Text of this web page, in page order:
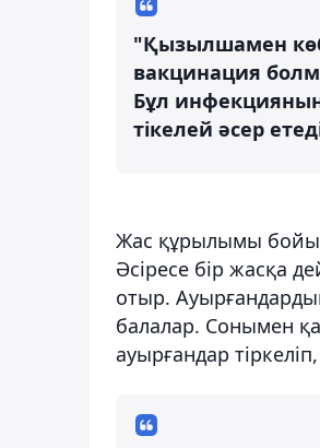
"Қызылшамен
вакцинация
Бұл
тікелей әсер
Жас құрылымы
Әсіресе бір жасқа
отыр.
балалар. Сонымен
ауырғандар